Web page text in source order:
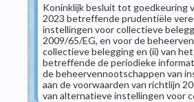
Koninklijk besluit tot goedkeuring
2023 betreffende prudentiële
instellingen voor collectieve
2009/65/EG, en voor de
collectieve belegging en (ii) van
betreffende de periodieke
de beheervennootschappen van
aan de voorwaarden van richtlijn
van alternatieve instellingen voor